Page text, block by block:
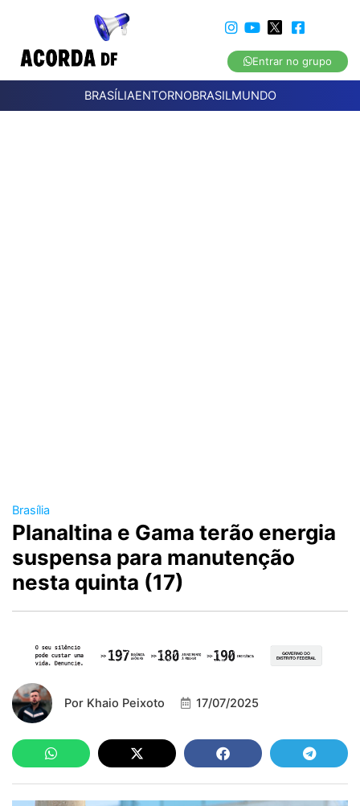
Entrar no grupo
BRASÍLIAENTORNOBRASILMUNDO
Brasília
Planaltina e Gama terão energia
suspensa para manutenção
nesta quinta (17)
Por Khaio Peixoto 17/07/2025